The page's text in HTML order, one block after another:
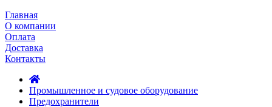
Главная
О компании
Оплата
Доставка
Контакты
Промышленное и судовое оборудование
Предохранители